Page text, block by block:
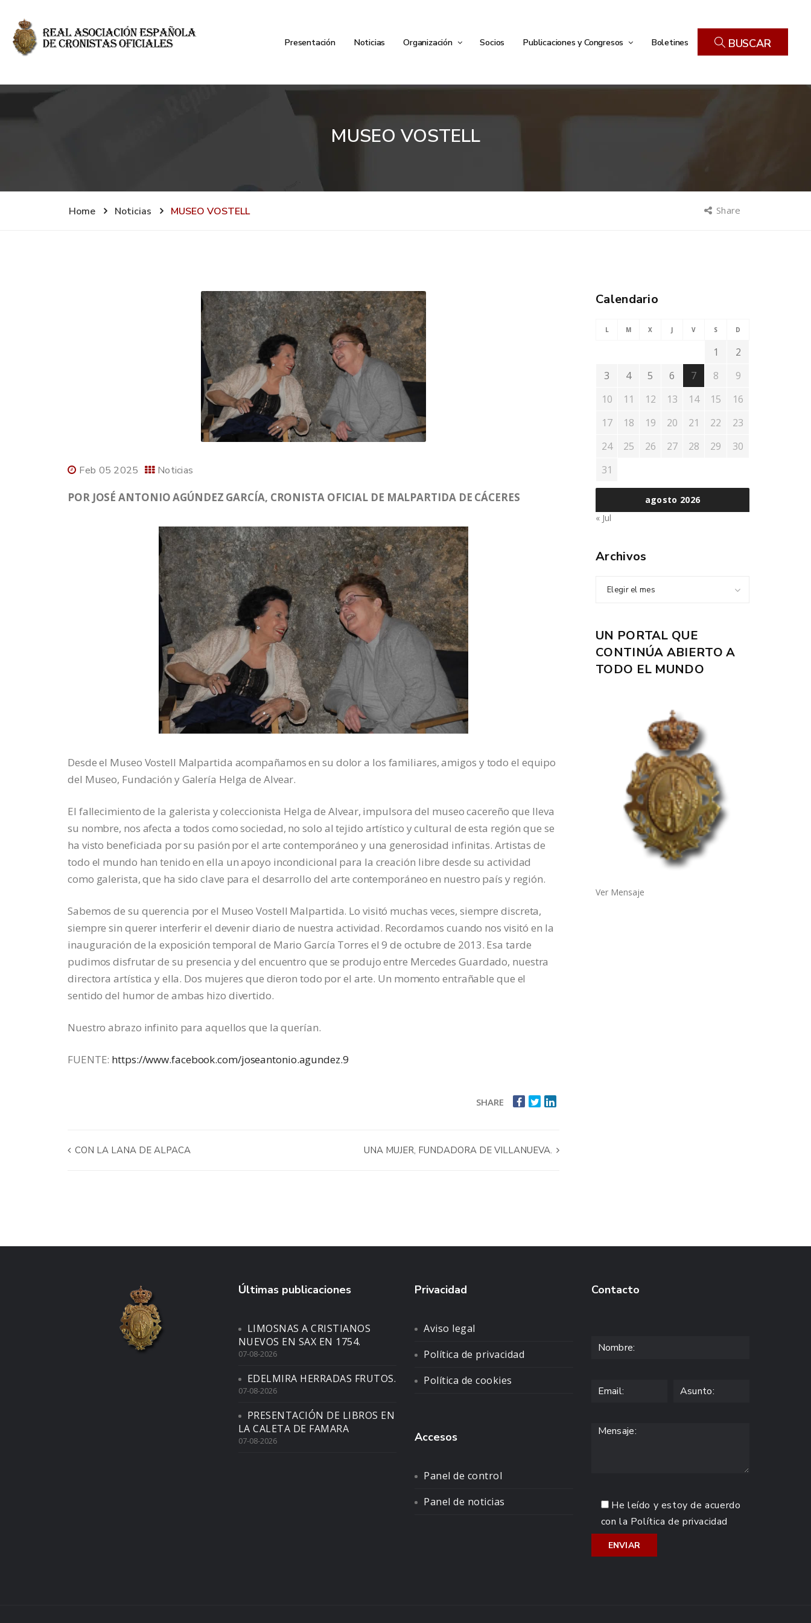
Presentación Noticias Organización Socios Publicaciones y Congresos Boletines BUSCAR
MUSEO VOSTELL
Home Noticias MUSEO VOSTELL Share
Feb 05 2025 Noticias
POR JOSÉ ANTONIO AGÚNDEZ GARCÍA, CRONISTA OFICIAL DE MALPARTIDA DE CÁCERES
Desde el Museo Vostell Malpartida acompañamos en su dolor a los familiares, amigos y todo el equipo
del Museo, Fundación y Galería Helga de Alvear.
El fallecimiento de la galerista y coleccionista Helga de Alvear, impulsora del museo cacereño que lleva
su nombre, nos afecta a todos como sociedad, no solo al tejido artístico y cultural de esta región que se
ha visto beneficiada por su pasión por el arte contemporáneo y una generosidad infinitas. Artistas de
todo el mundo han tenido en ella un apoyo incondicional para la creación libre desde su actividad
como galerista, que ha sido clave para el desarrollo del arte contemporáneo en nuestro país y región.
Sabemos de su querencia por el Museo Vostell Malpartida. Lo visitó muchas veces, siempre discreta,
siempre sin querer interferir el devenir diario de nuestra actividad. Recordamos cuando nos visitó en la
inauguración de la exposición temporal de Mario García Torres el 9 de octubre de 2013. Esa tarde
pudimos disfrutar de su presencia y del encuentro que se produjo entre Mercedes Guardado, nuestra
directora artística y ella. Dos mujeres que dieron todo por el arte. Un momento entrañable que el
sentido del humor de ambas hizo divertido.
Nuestro abrazo infinito para aquellos que la querían.
FUENTE: https://www.facebook.com/joseantonio.agundez.9
SHARE
CON LA LANA DE ALPACA UNA MUJER, FUNDADORA DE VILLANUEVA.
Calendario
agosto 2026
L M X J V S D
1
2
3
4 5 6 7 8
9
10
11 12 13 14 15
16
17
18 19 20 21 22
23
24
25 26 27 28 29
30
31
« Jul
Archivos
Elegir el mes
UN PORTAL QUE
CONTINÚA ABIERTO A
TODO EL MUNDO
Ver Mensaje
Últimas publicaciones
LIMOSNAS A CRISTIANOS
NUEVOS EN SAX EN 1754.
07-08-2026
EDELMIRA HERRADAS FRUTOS.
07-08-2026
PRESENTACIÓN DE LIBROS EN
LA CALETA DE FAMARA
07-08-2026
Privacidad
Aviso legal
Política de privacidad
Política de cookies
Accesos
Panel de control
Panel de noticias
Contacto
He leído y estoy de acuerdo
con la Política de privacidad